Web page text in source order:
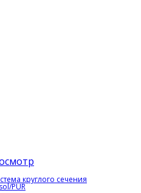
круглого сечения
PUR